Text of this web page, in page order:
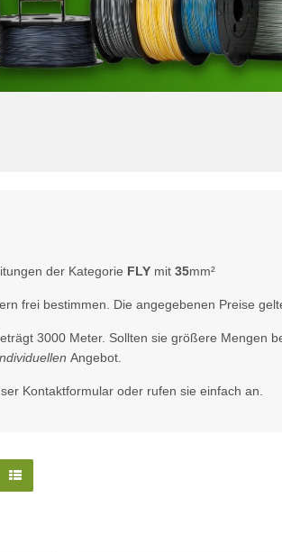
der Kategorie FLY mit 35mm²
frei bestimmen. Die angegebenen Preise
3000 Meter. Sollten sie größere Mengen
Angebot.
Kontaktformular oder rufen sie einfach an.